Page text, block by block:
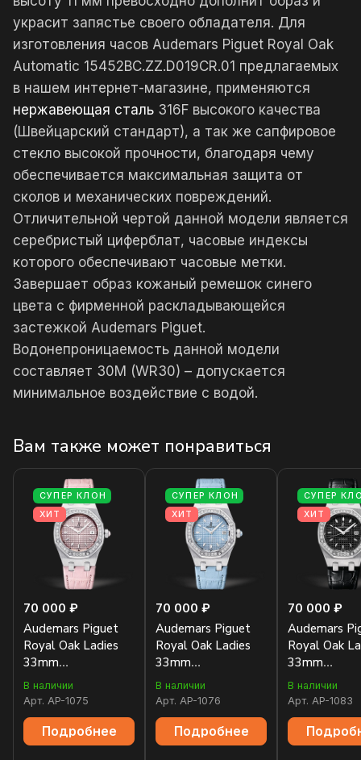
украсит запястье своего обладателя. Для
изготовления часов Audemars Piguet Royal Oak
Automatic 15452BC.ZZ.D019CR.01 предлагаемых
в нашем интернет-магазине, применяются
нержавеющая сталь 316F высокого качества
(Швейцарский стандарт), а так же сапфировое
стекло высокой прочности, благодаря чему
обеспечивается максимальная защита от
сколов и механических повреждений.
Отличительной чертой данной модели является
серебристый циферблат, часовые индексы
которого обеспечивают часовые метки.
Завершает образ кожаный ремешок синего
цвета с фирменной раскладывающейся
застежкой Audemars Piguet.
Водонепроницаемость данной модели
составляет 30М (WR30) – допускается
минимальное воздействие с водой.
Вам также может понравиться
СУПЕР КЛОН
ХИТ
70 000 ₽
Audemars Piguet
Royal Oak Ladies
33mm
67601ST.ZZ.D057CR.01
В наличии
Арт. AP-1075
Подробнее
СУПЕР КЛОН
ХИТ
70 000 ₽
Audemars Piguet
Royal Oak Ladies
33mm
67601ST.ZZ.D302CR.01
В наличии
Арт. AP-1076
Подробнее
СУПЕР
ХИТ
70 000 ₽
Audemars
Royal Oak
33mm
В наличии
Арт. AP-1083